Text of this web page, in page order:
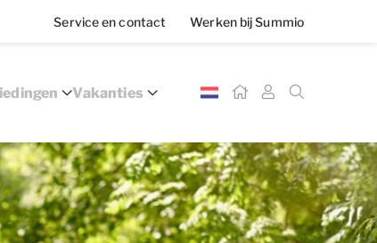
Service en contact Werken bij Summio
Vakanties